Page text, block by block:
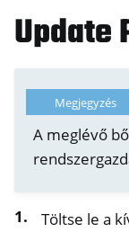
Update
Megjegyzés
A meglévő
Töltse le a